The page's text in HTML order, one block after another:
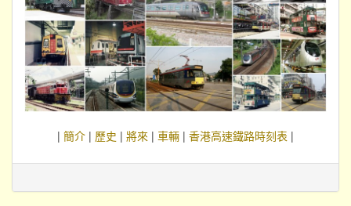
| 簡介 | 歷史 | 將來 | 車輛 | 香港高速鐵路時刻表 |